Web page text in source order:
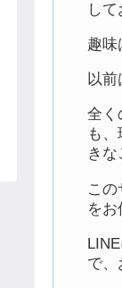
して
趣味
以前
全く
も
きな
こ
をお
で、